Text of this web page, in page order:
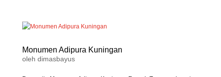
Monumen Adipura Kuningan
oleh dimasbayus